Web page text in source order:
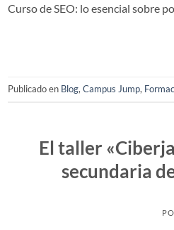
Curso de SEO: lo esencial sobre
Publicado en Blog,Campus Jump,
El taller
secundaria